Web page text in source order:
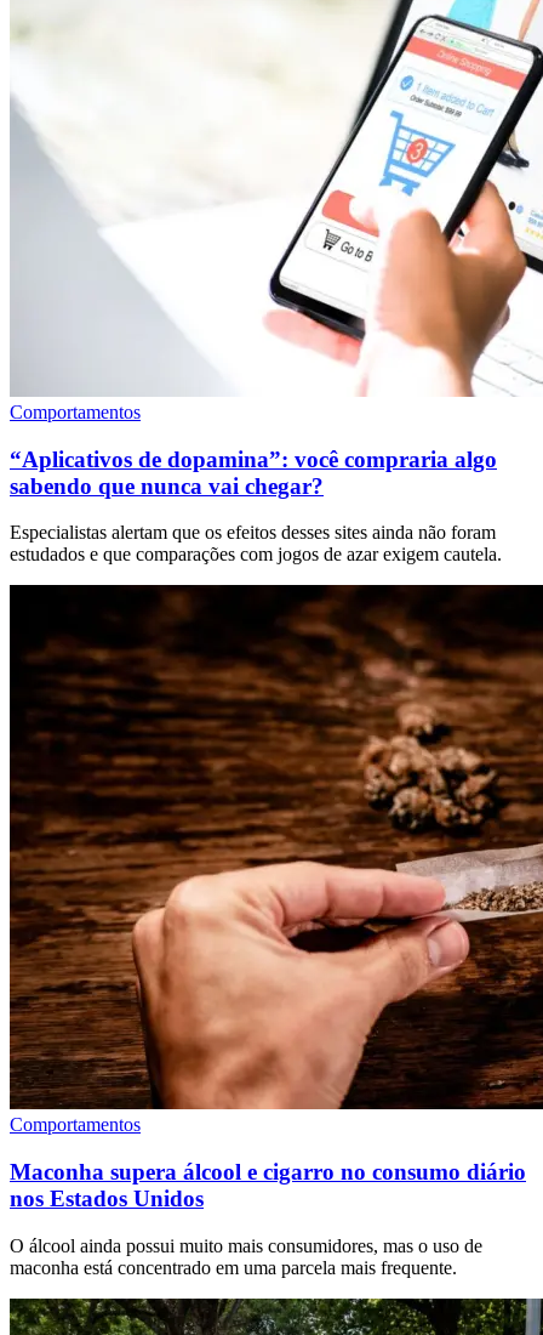
Comportamentos
“Aplicativos de dopamina”: você compraria algo
sabendo que nunca vai chegar?
Especialistas alertam que os efeitos desses sites ainda não foram
estudados e que comparações com jogos de azar exigem cautela.
Comportamentos
Maconha supera álcool e cigarro no consumo diário
nos Estados Unidos
O álcool ainda possui muito mais consumidores, mas o uso de
maconha está concentrado em uma parcela mais frequente.